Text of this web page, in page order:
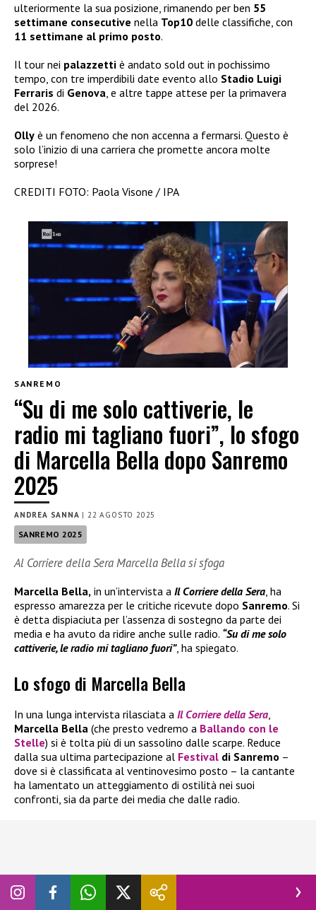
ulteriormente la sua posizione, rimanendo per ben 55
settimane consecutive nella Top10 delle classifiche, con
11 settimane al primo posto.
Il tour nei palazzetti è andato sold out in pochissimo
tempo, con tre imperdibili date evento allo Stadio Luigi
Ferraris di Genova , e altre tappe attese per la primavera
del 2026.
Olly è un fenomeno che non accenna a fermarsi. Questo è
solo l’inizio di una carriera che promette ancora molte
sorprese!
CREDITI FOTO: Paola Visone / IPA
SANREMO
“Su di me solo cattiverie, le
radio mi tagliano fuori”, lo sfogo
di Marcella Bella dopo Sanremo
2025
ANDREA SANNA |22 AGOSTO 2025
SANREMO 2025
Al Corriere della Sera Marcella Bella si sfoga
Marcella Bella, in un’intervista a Il Corriere della Sera , ha
espresso amarezza per le critiche ricevute dopo Sanremo. Si
è detta dispiaciuta per l’assenza di sostegno da parte dei
media e ha avuto da ridire anche sulle radio. “Su di me solo
cattiverie, le radio mi tagliano fuori”, ha spiegato.
Lo sfogo di Marcella Bella
In una lunga intervista rilasciata a Il Corriere della Sera,
Marcella Bella (che presto vedremo a Ballando con le
Stelle) si è tolta più di un sassolino dalle scarpe. Reduce
dalla sua ultima partecipazione al Festival di Sanremo –
dove si è classificata al ventinovesimo posto – la cantante
ha lamentato un atteggiamento di ostilità nei suoi
confronti, sia da parte dei media che dalle radio.